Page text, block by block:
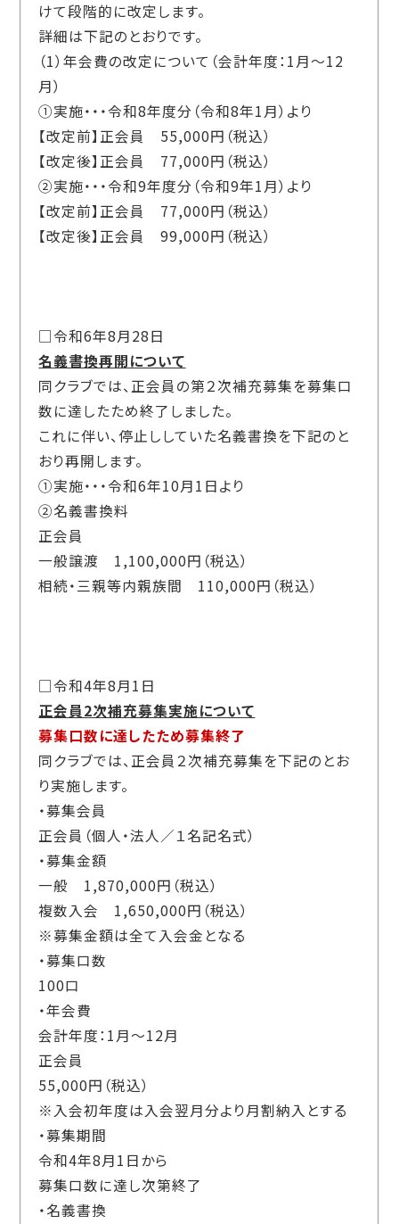
けて段階的に改定します。
詳細は下記のとおりです。
（1）年会費の改定について（会計年度： 1月～12
月）
①実施・・・令和8年度分（令和8年1月）より
【改定前】正会員 55,000円（税込）
【改定後】正会員 77,000円（税込）
②実施・・・令和9年度分（令和9年1月）より
【改定前】正会員 77,000円（税込）
【改定後】正会員99,000円（税込）
□令和6年8月28日
名義書換再開について
同クラブでは、正会員の第２次補充募集を募集口
数に達したため終了しました。
これに伴い、停止ししていた名義書換を下記のと
おり再開します。
①実施・・・令和6年10月1日より
②名義書換料
正会員
一般譲渡 1,100,000円（税込）
相続・三親等内親族間 110,000円（税込）
□令和4年8月1日
正会員2次補充募集実施について
募集口数に達したため募集終了
同クラブでは、正会員２次補充募集を下記のとお
り実施します。
・募集会員
正会員（個人・法人／１名記名式）
・募集金額
一般 1,870,000円（税込）
複数入会 1,650,000円（税込）
※募集金額は全て入会金となる
・募集口数
100口
・年会費
会計年度：1月～12月
正会員
55,000円（税込）
※入会初年度は入会翌月分より月割納入とする
・募集期間
令和4年8月1日から
募集口数に達し次第終了
・名義書換